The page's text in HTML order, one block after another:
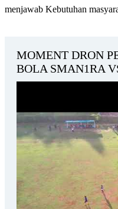
menjawab Kebutuhan
MOMENT DRON
BOLA SMAN1RA